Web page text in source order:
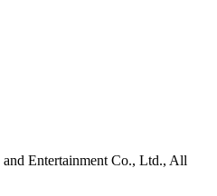
Entertainment Co., Ltd., All